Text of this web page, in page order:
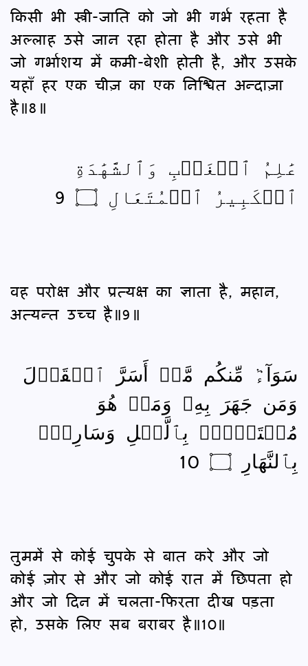
किसी भी स्त्री-जाति को जो भी गर्भ रहता है
अल्लाह उसे जान रहा होता है और उसे भी
जो गर्भाशय में कमी-बेशी होती है, और उसके
यहाँ हर एक चीज़ का एक निश्चित अन्दाज़ा
है॥8॥
عَٰلِمُ ٱلۡغَيۡبِ وَٱلشَّهَٰدَةِ
ٱلۡكَبِيرُ ٱلۡمُتَعَالِ ۝ 9
वह परोक्ष और प्रत्यक्ष का ज्ञाता है, महान,
अत्यन्त उच्च है॥9॥
سَوَآءٞ مِّنكُم مَّنۡ أَسَرَّ ٱلۡقَوۡلَ
وَمَن جَهَرَ بِهِۦ وَمَنۡ هُوَ
مُسۡتَخۡفِۭ بِٱلَّيۡلِ وَسَارِبُۢ
بِٱلنَّهَارِ ۝ 10
तुममें से कोई चुपके से बात करे और जो
कोई ज़ोर से और जो कोई रात में छिपता हो
और जो दिन में चलता-फिरता दीख पड़ता
हो, उसके लिए सब बराबर है॥10॥